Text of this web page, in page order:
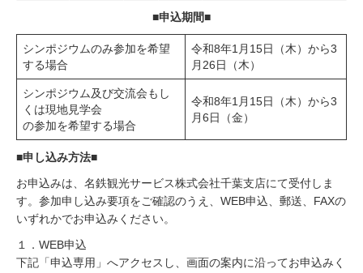
■申込期間■
シンポジウムのみ参加を希望
する場合
令和8年1月15日（木）から3
月26日（木）
シンポジウム及び交流会もし
くは現地見学会
の参加を希望する場合
令和8年1月15日（木）から3
月6日（金）
■申し込み方法■
お申込みは、名鉄観光サービス株式会社千葉支店にて受付しま
す。参加申し込み要項をご確認のうえ、WEB申込、郵送、FAXの
いずれかでお申込みください。
１．WEB申込
下記「申込専用」へアクセスし、画面の案内に沿ってお申込みく